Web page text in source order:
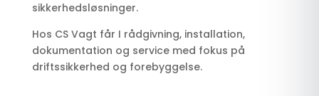
sikkerhedsløsninger.
Hos CS Vagt får I rådgivning, installation,
dokumentation og service med fokus på
driftssikkerhed og forebyggelse.